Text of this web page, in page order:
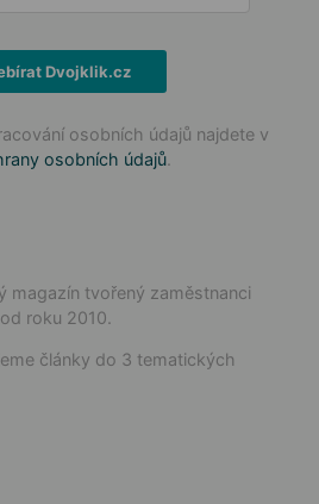
Dvojklik.cz
osobních údajů najdete v
osobních údajů.
magazín tvořený zaměstnanci
roku 2010.
články do 3 tematických